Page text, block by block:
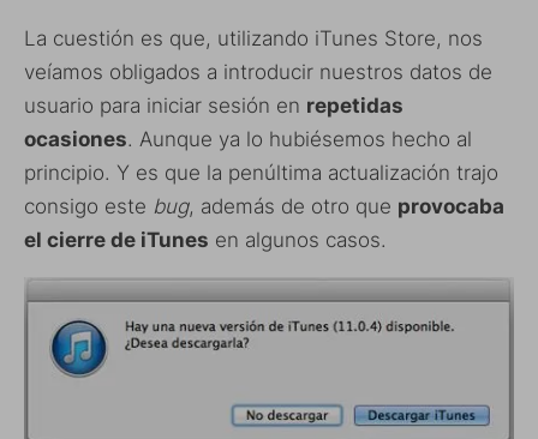
La cuestión es que, utilizando iTunes Store, nos
veíamos obligados a introducir nuestros datos de
usuario para iniciar sesión en repetidas
ocasiones. Aunque ya lo hubiésemos hecho al
principio. Y es que la penúltima actualización trajo
consigo este bug, además de otro que provocaba
el cierre de iTunes en algunos casos.